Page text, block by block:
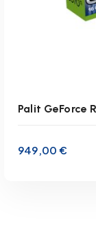
Palit GeForce
949,00€